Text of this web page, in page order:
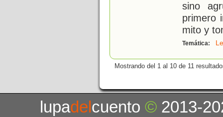
sino
primero
mito y
Temática:
Mostrando del 1 al 10 de 11
lupadelcuento© 2013-